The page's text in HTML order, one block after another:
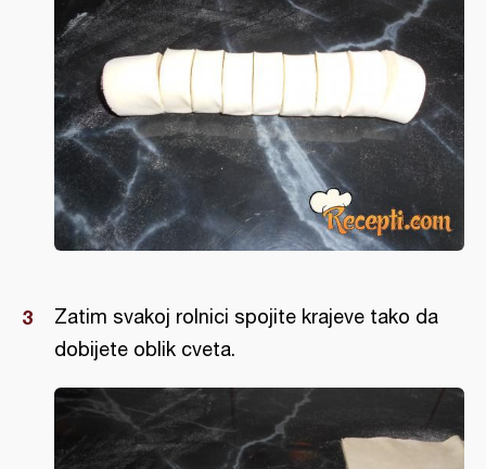
Zatim svakoj rolnici spojite krajeve tako da
dobijete oblik cveta.